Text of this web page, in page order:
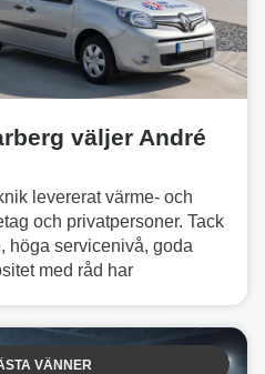
väljer André
levererat värme- och
och privatpersoner. Tack
höga servicenivå, goda
med råd har
VÄNNER